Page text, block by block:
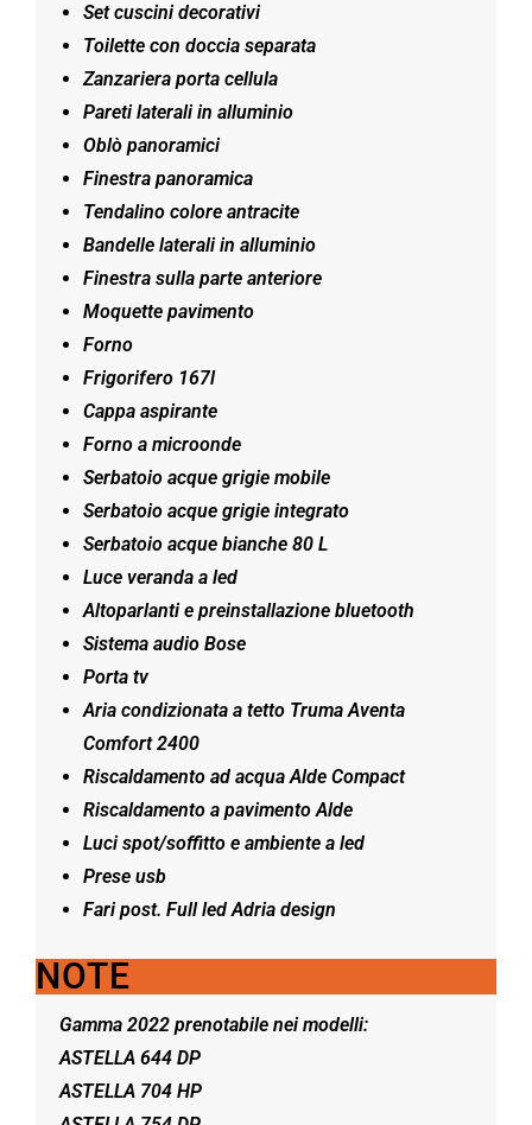
Set cuscini decorativi
Toilette con doccia separata
Zanzariera porta cellula
Pareti laterali in alluminio
Oblò panoramici
Finestra panoramica
Tendalino colore antracite
Bandelle laterali in alluminio
Finestra sulla parte anteriore
Moquette pavimento
Forno
Frigorifero 167l
Cappa aspirante
Forno a microonde
Serbatoio acque grigie mobile
Serbatoio acque grigie integrato
Serbatoio acque bianche 80 L
Luce veranda a led
Altoparlanti e preinstallazione bluetooth
Sistema audio Bose
Porta tv
Aria condizionata a tetto Truma Aventa
Comfort 2400
Riscaldamento ad acqua Alde Compact
Riscaldamento a pavimento Alde
Luci spot/soffitto e ambiente a led
Prese usb
Fari post. Full led Adria design
NOTE
Gamma 2022 prenotabile nei modelli:
ASTELLA 644 DP
ASTELLA 704 HP